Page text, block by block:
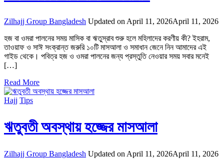
Zilhajj Group Bangladesh Updated on April 11, 2026April 11, 2026
হজ বা ওমরা পালনের সময় মাসিক বা ঋতুস্রাব শুরু হলে মহিলাদের করণীয় কী? ইহরাম,
তাওয়াফ ও সাঈ সংক্রান্ত জরুরি ১০টি মাসআলা ও সমাধান জেনে নিন আমাদের এই
গাইড থেকে। পবিত্র হজ ও ওমরা পালনের জন্য প্রস্তুতি নেওয়ার সময় সবার মনেই
[…]
Read More
Hajj Tips
ঋতুবতী অবস্থায় হজ্জের মাসআলা
Zilhajj Group Bangladesh Updated on April 11, 2026April 11, 2026